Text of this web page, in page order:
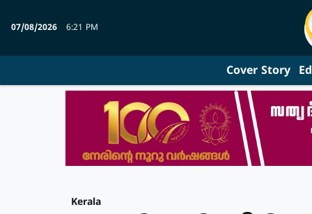
07/08/2026 6:21 PM
Cover Story
Kerala